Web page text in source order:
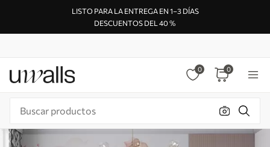
LISTO PARA LA ENTREGA EN 1–3 DÍAS
DESCUENTOS DEL 40 %
0 0